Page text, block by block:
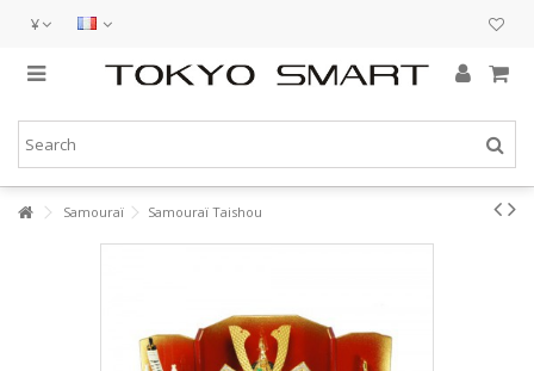
¥
Samouraï Samouraï Taishou